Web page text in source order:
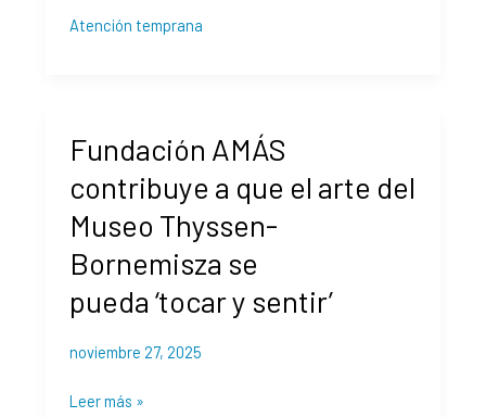
hacia
Atención
Temprana
Atención temprana
Fundación AMÁS
contribuye a que el arte del
Museo Thyssen-
Bornemisza se
pueda ‘tocar y sentir’
noviembre 27, 2025
AMÁS
a
que
arte
del
Thyssen-
pueda ‘tocar
Leer más »